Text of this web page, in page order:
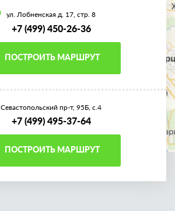
ул. Лобненская д. 17, стр. 8
+7 (499) 450-26-36
ПОСТРОИТЬ МАРШРУТ
Севастопольский пр-т, 95Б, с.4
+7 (499) 495-37-64
ПОСТРОИТЬ МАРШРУТ